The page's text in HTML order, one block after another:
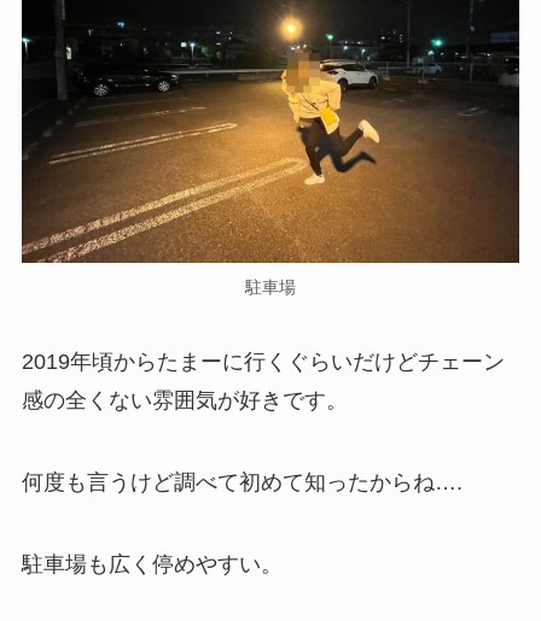
駐車場
2019年頃からたまーに行くぐらいだけどチェーン
感の全くない雰囲気が好きです。
何度も言うけど調べて初めて知ったからね….
駐車場も広く停めやすい。